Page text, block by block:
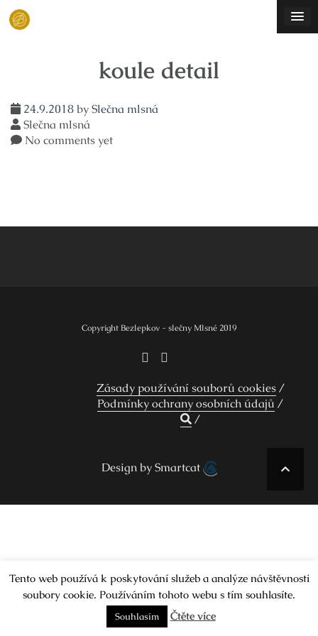
Skip
koule detail
24.9.2018bySlečna mlsná
Slečna mlsná
No comments yet
Copyright Bezlepkov - slečny Mlsné 2019
Zásady používání souborů cookies
Podmínky ochrany osobních údajů
Design by Smartcat
Tento web používá k poskytování služeb a analýze návštěvnosti
soubory cookie. Používáním tohoto webu s tím souhlasíte.
Souhlasím Čtěte více